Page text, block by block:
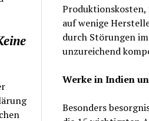
Produktionskosten,
auf wenige
durch Störungen
unzureichend
Werke in Indien
Besonders